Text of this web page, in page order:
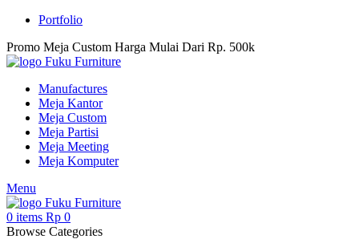
Portfolio
Promo Meja Custom Harga Mulai Dari Rp. 500k
Manufactures
Meja Kantor
Meja Custom
Meja Partisi
Meja Meeting
Meja Komputer
Menu
0 items Rp 0
Browse Categories